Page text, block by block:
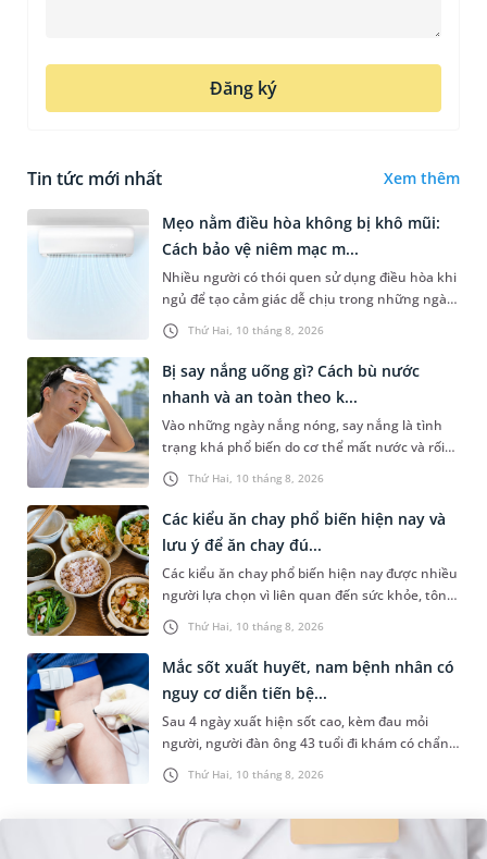
Đăng ký
Tin tức mới nhất Xem thêm
Thứ Hai, 10 tháng 8, 2026
Mẹo nằm điều hòa không bị khô mũi:
Cách bảo vệ niêm mạc m...
Nhiều người có thói quen sử dụng điều hòa khi
ngủ để tạo cảm giác dễ chịu trong những ngày
nóng bức. Tuy nhiên, không ít trường hợp lại
gặp tình trạng khô mũ...
Thứ Hai, 10 tháng 8, 2026
Bị say nắng uống gì? Cách bù nước
nhanh và an toàn theo k...
Vào những ngày nắng nóng, say nắng là tình
trạng khá phổ biến do cơ thể mất nước và rối
loạn điều hòa thân nhiệt, thường gặp ở người
hoạt động ngoài trời. Nh...
Thứ Hai, 10 tháng 8, 2026
Các kiểu ăn chay phổ biến hiện nay và
lưu ý để ăn chay đú...
Các kiểu ăn chay phổ biến hiện nay được nhiều
người lựa chọn vì liên quan đến sức khỏe, tôn
giáo hoặc lối sống lành mạnh. Tuy nhiên,
không phải ai cũng hiểu...
Thứ Hai, 10 tháng 8, 2026
Mắc sốt xuất huyết, nam bệnh nhân có
nguy cơ diễn tiến bệ...
Sau 4 ngày xuất hiện sốt cao, kèm đau mỏi
người, người đàn ông 43 tuổi đi khám có chẩn
đoán sốt xuất huyết Dengue và phải nhập viện
điều trị ngay để tránh bi...